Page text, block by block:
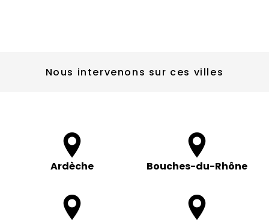
Nous intervenons sur ces villes
Ardèche Bouches-du-Rhône